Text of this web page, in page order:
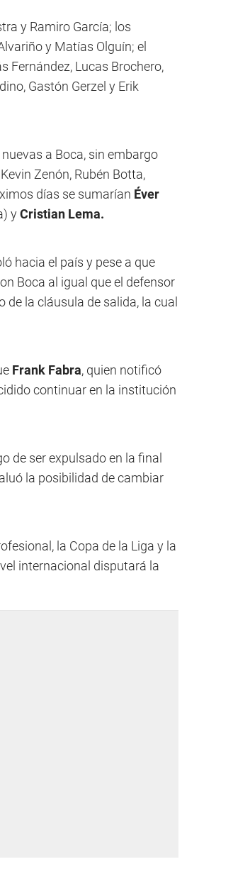
y Ramiro García; los
y Matías Olguín; el
Fernández, Lucas Brochero,
Gastón Gerzel y Erik
a Boca, sin embargo
Zenón, Rubén Botta,
días se sumarían Éver
yCristian Lema.
hacia el país y pese a que
Boca al igual que el defensor
de la cláusula de salida, la cual
Frank Fabra, quien notificó
continuar en la institución
de ser expulsado en la final
la posibilidad de cambiar
la Copa de la Liga y la
internacional disputará la